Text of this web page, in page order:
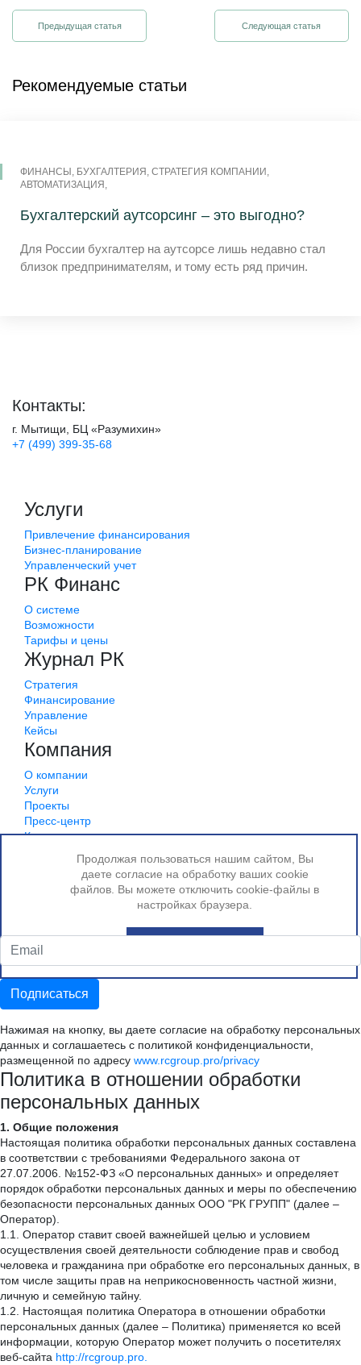
Предыдущая статья Следующая статья
Рекомендуемые статьи
ФИНАНСЫ, БУХГАЛТЕРИЯ, СТРАТЕГИЯ КОМПАНИИ,
АВТОМАТИЗАЦИЯ,
Бухгалтерский аутсорсинг – это выгодно?
Для России бухгалтер на аутсорсе лишь недавно стал
близок предпринимателям, и тому есть ряд причин.
Контакты:
г. Мытищи, БЦ «Разумихин»
+7 (499) 399-35-68
Услуги
Привлечение финансирования
Бизнес-планирование
Управленческий учет
РК Финанс
О системе
Возможности
Тарифы и цены
Журнал РК
Стратегия
Финансирование
Управление
Кейсы
Компания
О компании
Услуги
Проекты
Пресс-центр
Контакты
© 2012 – 2022, РК ГРУПП
Политика конфиденциальности
Условия использования
Использование cookie
Продолжая пользоваться нашим сайтом, Вы
даете согласие на обработку ваших cookie
файлов. Вы можете отключить cookie-файлы в
настройках браузера.
Подписаться на рассылку
Нажимая на кнопку, вы даете согласие на обработку персональных
данных и соглашаетесь c политикой конфиденциальности,
размещенной по адресу www.rcgroup.pro/privacy
Политика в отношении обработки
персональных данных
1. Общие положения
Настоящая политика обработки персональных данных составлена
в соответствии с требованиями Федерального закона от
27.07.2006. №152-ФЗ «О персональных данных» и определяет
порядок обработки персональных данных и меры по обеспечению
безопасности персональных данных ООО "РК ГРУПП" (далее –
Оператор).
1.1. Оператор ставит своей важнейшей целью и условием
осуществления своей деятельности соблюдение прав и свобод
человека и гражданина при обработке его персональных данных, в
том числе защиты прав на неприкосновенность частной жизни,
личную и семейную тайну.
1.2. Настоящая политика Оператора в отношении обработки
персональных данных (далее – Политика) применяется ко всей
информации, которую Оператор может получить о посетителях
веб-сайта http://rcgroup.pro.